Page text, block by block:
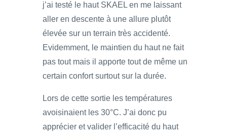
j’ai testé le haut SKAEL en me laissant
aller en descente à une allure plutôt
élevée sur un terrain très accidenté.
Evidemment, le maintien du haut ne fait
pas tout mais il apporte tout de même un
certain confort surtout sur la durée.
Lors de cette sortie les températures
avoisinaient les 30°C. J’ai donc pu
apprécier et valider l’efficacité du haut